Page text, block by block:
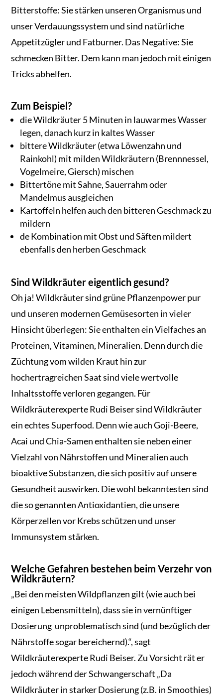
Bitterstoffe: Sie stärken unseren Organismus und
unser Verdauungssystem und sind natürliche
Appetitzügler und Fatburner. Das Negative: Sie
schmecken Bitter. Dem kann man jedoch mit einigen
Tricks abhelfen.
Zum Beispiel?
die Wildkräuter 5 Minuten in lauwarmes Wasser
legen, danach kurz in kaltes Wasser
bittere Wildkräuter (etwa Löwenzahn und
Rainkohl) mit milden Wildkräutern (Brennnessel,
Vogelmeire, Giersch) mischen
Bittertöne mit Sahne, Sauerrahm oder
Mandelmus ausgleichen
Kartoffeln helfen auch den bitteren Geschmack zu
mildern
de Kombination mit Obst und Säften mildert
ebenfalls den herben Geschmack
Sind Wildkräuter eigentlich gesund?
Oh ja! Wildkräuter sind grüne Pflanzenpower pur
und unseren modernen Gemüsesorten in vieler
Hinsicht überlegen: Sie enthalten ein Vielfaches an
Proteinen, Vitaminen, Mineralien. Denn durch die
Züchtung vom wilden Kraut hin zur
hochertragreichen Saat sind viele wertvolle
Inhaltsstoffe verloren gegangen. Für
Wildkräuterexperte Rudi Beiser sind Wildkräuter
ein echtes Superfood. Denn wie auch Goji-Beere,
Acai und Chia-Samen enthalten sie neben einer
Vielzahl von Nährstoffen und Mineralien auch
bioaktive Substanzen, die sich positiv auf unsere
Gesundheit auswirken. Die wohl bekanntesten sind
die so genannten Antioxidantien, die unsere
Körperzellen vor Krebs schützen und unser
Immunsystem stärken.
Welche Gefahren bestehen beim Verzehr von
Wildkräutern?
„Bei den meisten Wildpflanzen gilt (wie auch bei
einigen Lebensmitteln), dass sie in vernünftiger
Dosierung unproblematisch sind (und bezüglich der
Nährstoffe sogar bereichernd).“, sagt
Wildkräuterexperte Rudi Beiser. Zu Vorsicht rät er
jedoch während der Schwangerschaft „Da
Wildkräuter in starker Dosierung (z.B. in Smoothies)